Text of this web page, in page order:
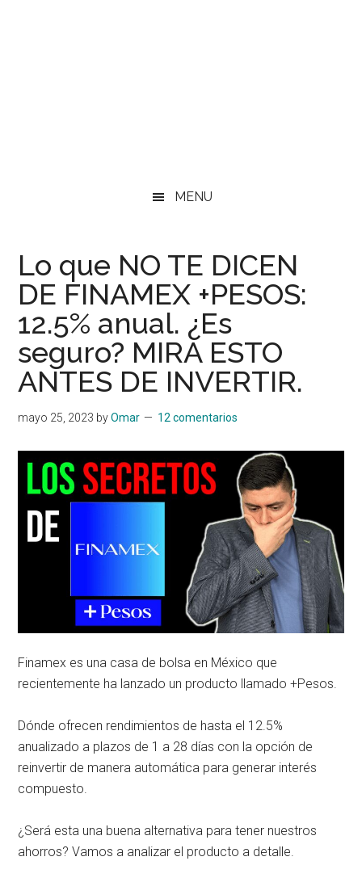
MENU
Lo que NO TE DICEN
DE FINAMEX +PESOS:
12.5% anual. ¿Es
seguro? MIRA ESTO
ANTES DE INVERTIR.
mayo 25, 2023 byOmar 12 comentarios
Finamex es una casa de bolsa en México que
recientemente ha lanzado un producto llamado +Pesos.
Dónde ofrecen rendimientos de hasta el 12.5%
anualizado a plazos de 1 a 28 días con la opción de
reinvertir de manera automática para generar interés
compuesto.
¿Será esta una buena alternativa para tener nuestros
ahorros? Vamos a analizar el producto a detalle.